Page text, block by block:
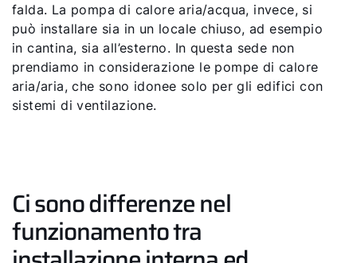
falda. La pompa di calore aria/acqua, invece, si
può installare sia in un locale chiuso, ad esempio
in cantina, sia all’esterno. In questa sede non
prendiamo in considerazione le pompe di calore
aria/aria, che sono idonee solo per gli edifici con
sistemi di ventilazione.
Ci sono differenze nel
funzionamento tra